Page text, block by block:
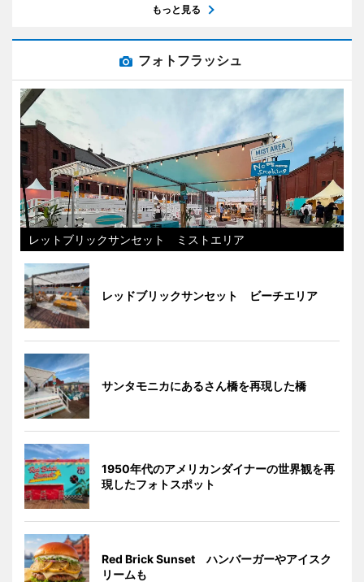
もっと見る
フォトフラッシュ
レットブリックサンセット ミストエリア
レッドブリックサンセット ビーチエリア
サンタモニカにあるさん橋を再現した橋
1950年代のアメリカンダイナーの世界観を再
現したフォトスポット
Red Brick Sunset ハンバーガーやアイスク
リームも